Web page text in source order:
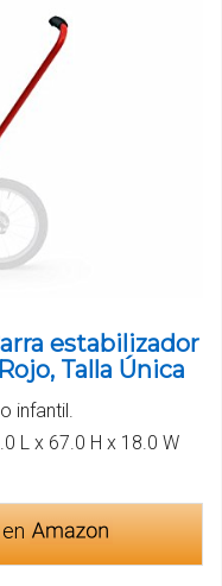
estabilizador
Talla Única
infantil.
L x 67.0 H x 18.0 W
en